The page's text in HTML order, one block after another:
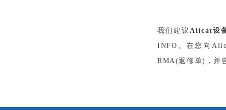
我们建议Alicat设
INFO。在您向
RMA(返修单)，并